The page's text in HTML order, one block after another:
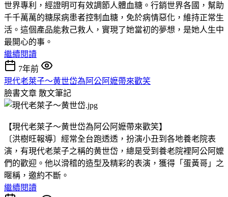
世界專利，經證明可有效調節人體血糖。行銷世界各國，幫助
千千萬萬的糖尿病患者控制血糖，免於病情惡化，維持正常生
活。這個產品能救己救人，實現了她當初的夢想，是她人生中
最開心的事。
繼續閱讀
7年前
現代老萊子～黄世岱為阿公阿嬷帶來歡笑
臉書文章 散文筆記
【現代老萊子～黄世岱為阿公阿嬷帶來歡笑】
〔洪樹旺報導〕經常全台跑透透，扮演小丑到各地養老院表
演，有現代老萊子之稱的黄世岱，總是受到養老院裡阿公阿嬤
們的歡迎。他以滑稽的造型及精彩的表演，獲得「蛋黃哥」之
暱稱，邀約不斷。
繼續閱讀